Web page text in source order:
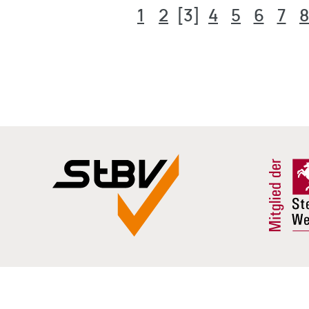
1 2 [3] 4 5 6 7 8